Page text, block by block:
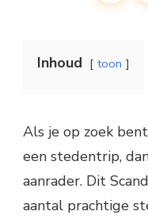
Inhoud toon
Als je op zoek
een stedentrip,
aanrader. Dit
aantal prachtige